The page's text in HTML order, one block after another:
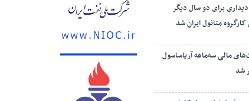
برای دو سال دیگر
متانول ایران شد
مالی سه‌ماهه آریاساسول
شد